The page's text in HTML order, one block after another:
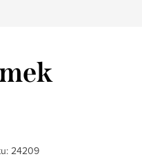
24209